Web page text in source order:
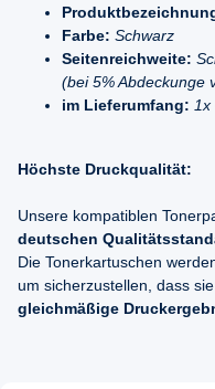
Farbe: Schwarz
Seitenreichweite:
(bei 5% Abdeckunge
im Lieferumfang: 1x
Höchste Druckqualität:
Unsere kompatiblen
deutschen
Die Tonerkartuschen
um sicherzustellen, dass
gleichmäßige